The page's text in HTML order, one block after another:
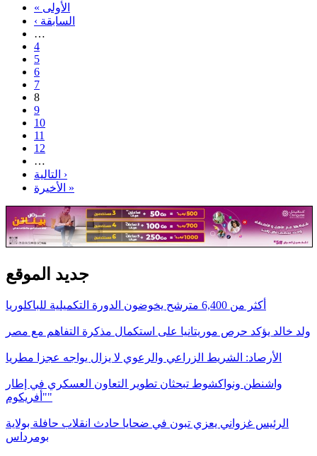
« الأولى
‹ السابقة
…
4
5
6
7
8
9
10
11
12
…
التالية ›
الأخيرة »
جديد الموقع
أكثر من 6,400 مترشح يخوضون الدورة التكميلية للباكلوريا
ولد خالد يؤكد حرص موريتانيا على استكمال مذكرة التفاهم مع مصر
الأرصاد: الشريط الزراعي والرعوي لا يزال يواجه عجزا مطريا
واشنطن ونواكشوط تبحثان تطوير التعاون العسكري في إطار
"أفريكوم"
الرئيس غزواني يعزي تبون في ضحايا حادث انقلاب حافلة بولاية
بومرداس